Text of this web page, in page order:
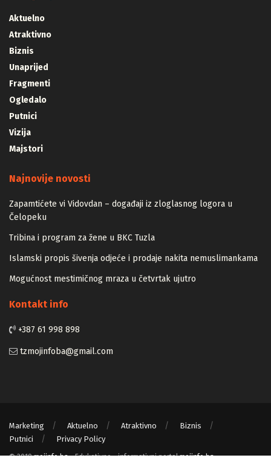
Aktuelno
Atraktivno
Biznis
Unaprijed
Fragmenti
Ogledalo
Putnici
Vizija
Majstori
Najnovije novosti
Zapamtićete vi Vidovdan – događaji iz zloglasnog logora u
Čelopeku
Tribina i program za žene u BKC Tuzla
Islamski propis šivenja odjeće i prodaje nakita nemuslimankama
Mogućnost mestimičnog mraza u četvrtak ujutro
Kontakt info
+387 61 998 898
tzmojinfoba@gmail.com
Marketing Aktuelno Atraktivno
Biznis
Putnici
Privacy Policy